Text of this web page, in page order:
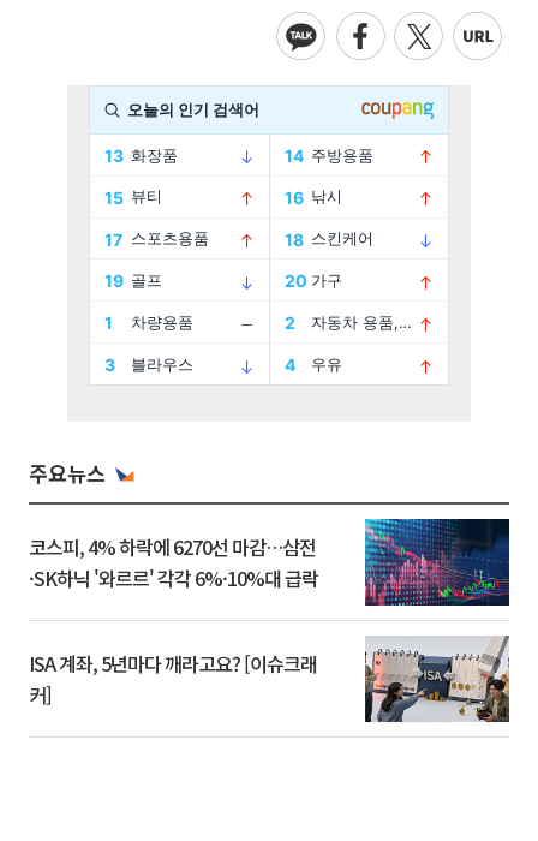
주요뉴스
코스피, 4% 하락에 6270선 마감…삼전
·SK하닉 '와르르' 각각 6%·10%대 급락
ISA 계좌, 5년마다 깨라고요? [이슈크래
커]